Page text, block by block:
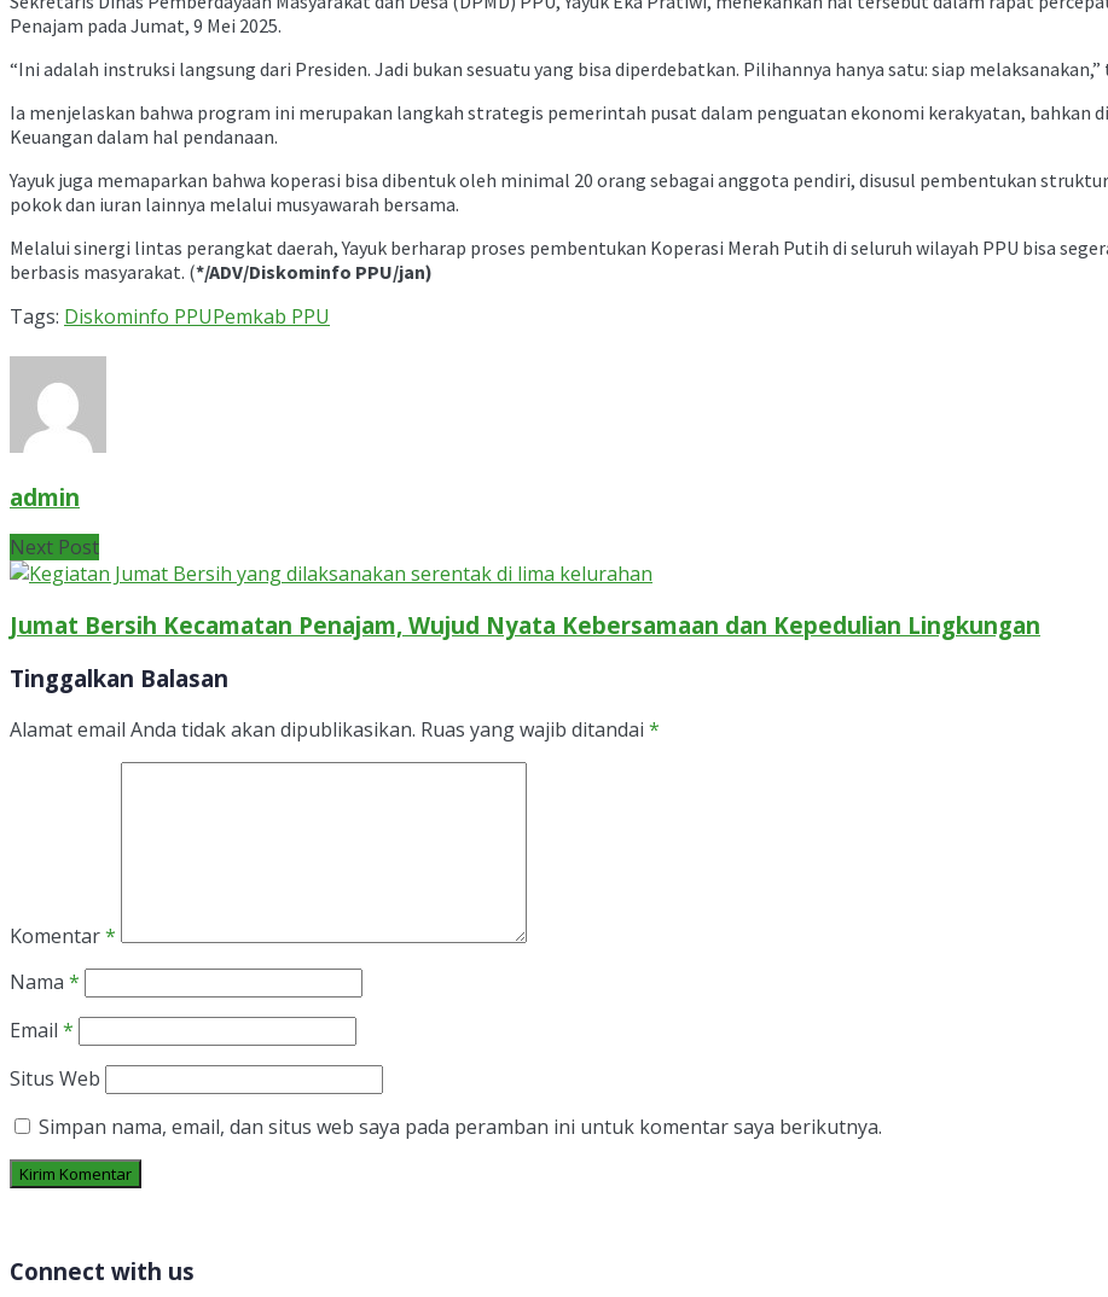
Penajam pada Jumat, 9 Mei 2025.
“Ini adalah instruksi langsung dari Presiden. Jadi bukan sesuatu yang bisa diperdebatkan. Pilihannya hanya satu: siap melaksanakan,”
Ia menjelaskan bahwa program ini merupakan langkah strategis pemerintah pusat dalam penguatan ekonomi kerakyatan, bahkan
Keuangan dalam hal pendanaan.
Yayuk juga memaparkan bahwa koperasi bisa dibentuk oleh minimal 20 orang sebagai anggota pendiri, disusul pembentukan
pokok dan iuran lainnya melalui musyawarah bersama.
Melalui sinergi lintas perangkat daerah, Yayuk berharap proses pembentukan Koperasi Merah Putih di seluruh wilayah PPU bisa
berbasis masyarakat. (*/ADV/Diskominfo PPU/jan)
Tags: Diskominfo PPUPemkab PPU
admin
Next Post
Jumat Bersih Kecamatan Penajam, Wujud Nyata Kebersamaan dan Kepedulian Lingkungan
Tinggalkan Balasan
Alamat email Anda tidak akan dipublikasikan. Ruas yang wajib ditandai *
Komentar*
Nama *
Email *
Situs Web
Simpan nama, email, dan situs web saya pada peramban ini untuk komentar saya berikutnya.
Connect with us